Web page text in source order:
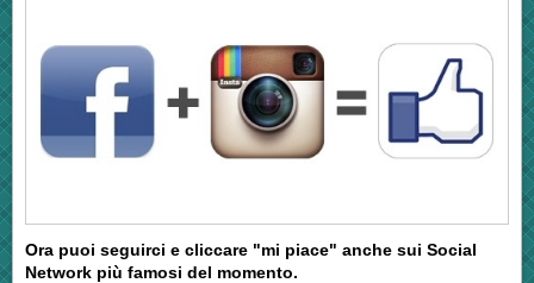
Ora puoi seguirci e cliccare "mi piace" anche sui Social
Network più famosi del momento.